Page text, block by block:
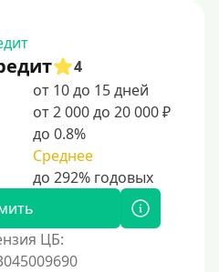
4
от 10 до 15 дней
от 2 000 до 20 000 ₽
до 0.8%
Среднее
ЦБ: